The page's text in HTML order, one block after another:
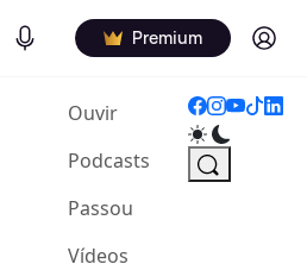
Podcasts Premium Log in
Ouvir(current)
Podcasts
Passou
Vídeos